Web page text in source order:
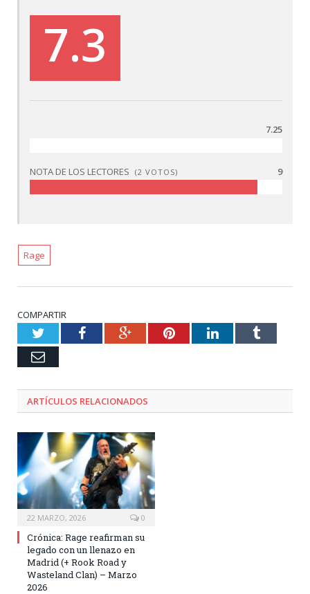
7.3
7.25
NOTA DE LOS LECTORES (2 VOTOS) 9
Rage
COMPARTIR
TwitterFacebookGoogle+PinterestLinkedInTumblr
Email
ARTÍCULOS RELACIONADOS
22 MARZO, 2026 0
Crónica: Rage reafirman su
legado con un llenazo en
Madrid (+ Rook Road y
Wasteland Clan) – Marzo
2026